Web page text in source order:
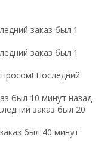
заказ был 1
заказ был 1
Последний
был 10 минут назад
заказ был 20
был 40 минут